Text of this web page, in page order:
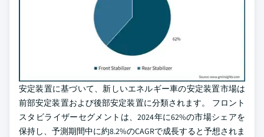
安定装置に基づいて、新しいエネルギー車の安定装置市場は
前部安定装置および後部安定装置に分類されます。 フロント
スタビライザーセグメントは、2024年に62%の市場シェアを
保持し、予測期間中に約8.2%のCAGRで成長すると予想されま